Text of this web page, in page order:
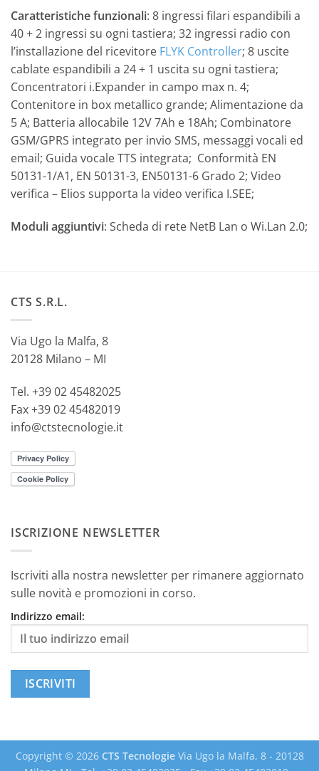
Caratteristiche funzionali: 8 ingressi filari espandibili a
40 + 2 ingressi su ogni tastiera; 32 ingressi radio con
l’installazione del ricevitore FLYK Controller; 8 uscite
cablate espandibili a 24 + 1 uscita su ogni tastiera;
Concentratori i.Expander in campo max n. 4;
Contenitore in box metallico grande; Alimentazione da
5 A; Batteria allocabile 12V 7Ah e 18Ah; Combinatore
GSM/GPRS integrato per invio SMS, messaggi vocali ed
email; Guida vocale TTS integrata; Conformità EN
50131-1/A1, EN 50131-3, EN50131-6 Grado 2; Video
verifica – Elios supporta la video verifica I.SEE;
Moduli aggiuntivi: Scheda di rete NetB Lan o Wi.Lan 2.0;
CTS S.R.L.
Via Ugo la Malfa, 8
20128 Milano – MI
Tel. +39 02 45482025
Fax +39 02 45482019
info@ctstecnologie.it
ISCRIZIONE NEWSLETTER
Iscriviti alla nostra newsletter per rimanere aggiornato
sulle novità e promozioni in corso.
Indirizzo email:
Copyright © 2026 CTS Tecnologie Via Ugo la Malfa, 8 - 20128